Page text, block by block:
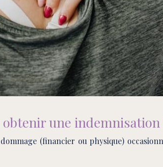
une indemnisation
(financier ou physique)